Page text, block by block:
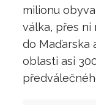
milionu
válka, přes ni
do Maďarska
oblasti asi